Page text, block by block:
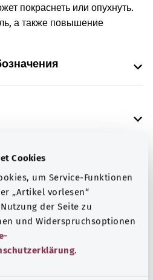
Cookies
um Service-Funktionen
„Artikel vorlesen“
der Seite zu
und Widerspruchsoptionen
.
покраснеть или опухнуть.
а также повышение
организацией Was
Bundesministerium für
министерство